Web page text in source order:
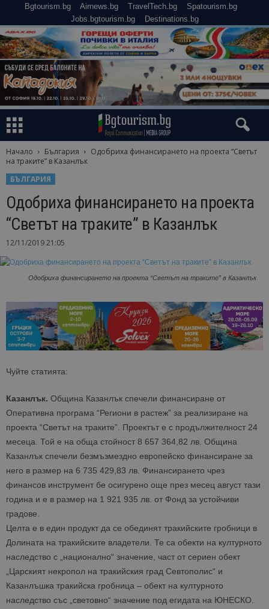
Bgtourism.bg Airnews.bg TravelTech.bg
Spatourism.bg
Jobs.bgtourism.bg
Destinations.bg
Начало България
Одобриха финансирането на проекта “Светът
на траките” в Казанлък
БЪЛГАРИЯ
Одобриха финансирането на проекта
“Светът на траките” в Казанлък
12/11/2019 21:05
Одобриха финансирането на проекта “Светът на траките” в Казанлък
Чуйте статията:
Казанлък. Община Казанлък спечели финансиране от
Оперативна програма “Региони в растеж” за реализиране на
проекта “Светът на траките”. Проектът е с продължителност 24
месеца. Той е на обща стойност 8 657 364,82 лв. Община
Казанлък спечели безмъзмездно европейско финансиране за
него в размер на 6 735 429,83 лв. Финансирането чрез
финансов инструмент бе осигурено още през месец август тази
година и е в размер на 1 921 935 лв. от Фонд за устойчиви
градове.
Целта е в един продукт да се обединят тракийските гробници в
Долината на тракийските владетели. Те са обекти на културното
наследство с „национално“ значение, част от сериен обект
„Царският некропол на тракийския град Севтополис“ и
Казанлъшка тракийска гробница – обект на културното
наследство със „световно“ значение под егидата на ЮНЕСКО.